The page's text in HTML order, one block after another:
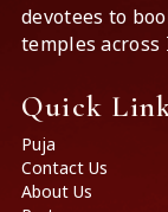
devotees to
temples across
Quick
Puja
Contact Us
About Us